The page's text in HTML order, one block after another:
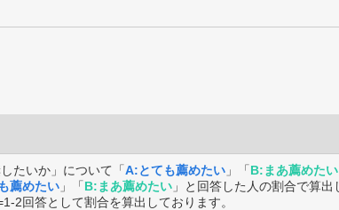
たいか」について「A:とても薦めたい 」「B:まあ薦めたい
薦めたい 」「B:まあ薦めたい 」と回答した人の割合で算出
2回答として割合を算出しております。